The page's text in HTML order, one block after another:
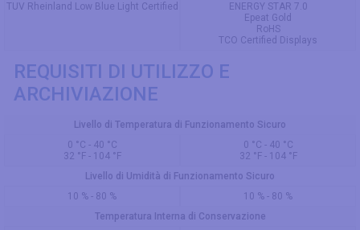
TUV Rheinland Low Blue Light Certified
ENERGY STAR 7.0
Epeat Gold
RoHS
TCO Certified Displays
REQUISITI DI UTILIZZO E
ARCHIVIAZIONE
Livello di Temperatura di Funzionamento Sicuro
0 °C - 40 °C
32 °F - 104 °F
0 °C - 40 °C
32 °F - 104 °F
Livello di Umidità di Funzionamento Sicuro
10 % - 80 %
10 % - 80 %
Temperatura Interna di Conservazione